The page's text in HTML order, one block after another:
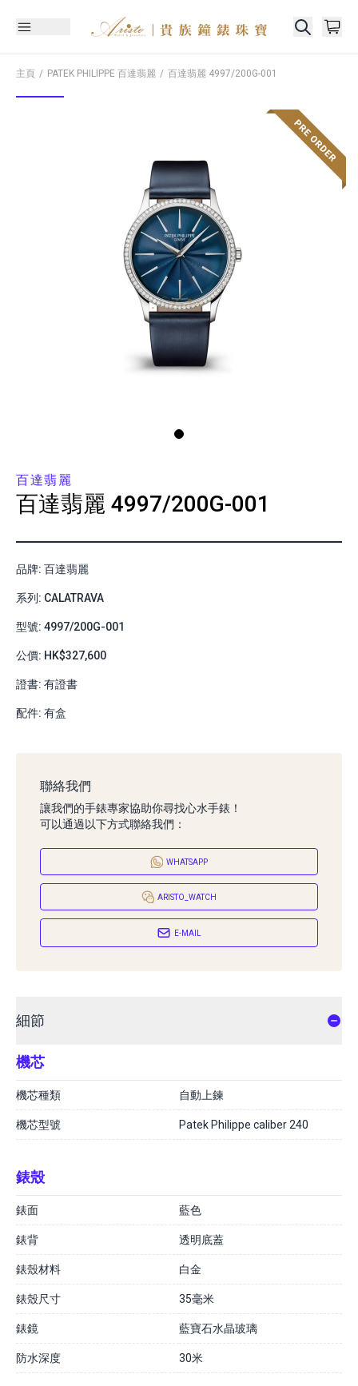
主頁 PATEK PHILIPPE 百達翡麗 百達翡麗 4997/200G-001
百達翡麗
百達翡麗 4997/200G-001
品牌: 百達翡麗
系列: CALATRAVA
型號: 4997/200G-001
公價: HK$327,600
證書: 有證書
配件: 有盒
聯絡我們
讓我們的手錶專家協助你尋找心水手錶！
可以通過以下方式聯絡我們：
WHATSAPP
ARISTO_WATCH
E-MAIL
細節
機芯
機芯種類 自動上鍊
機芯型號 Patek Philippe caliber 240
錶殼
錶面 藍色
錶背 透明底蓋
錶殼材料 白金
錶殼尺寸 35毫米
錶鏡 藍寶石水晶玻璃
防水深度 30米